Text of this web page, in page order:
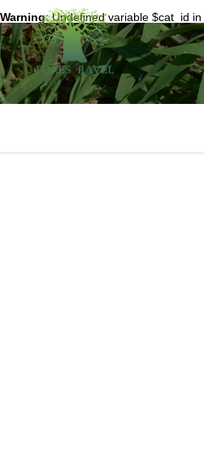
Warning: Undefined variable $cat_id in